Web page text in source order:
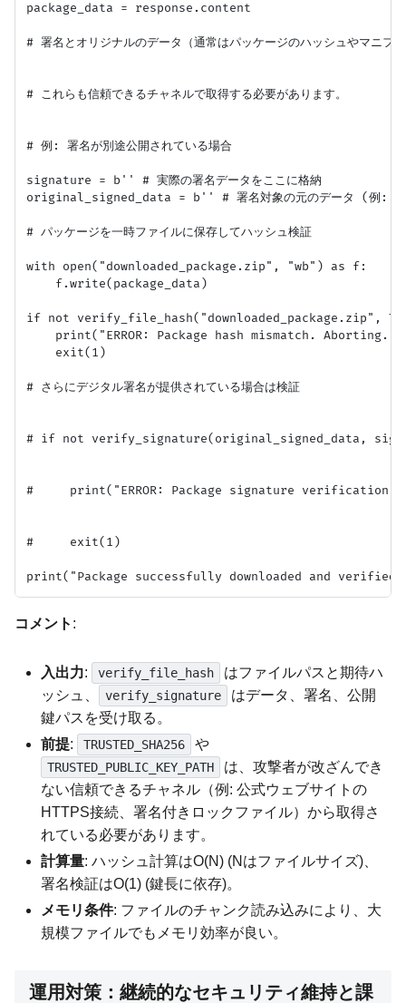
package_data = response.content
# 署名とオリジナルのデータ（通常はパッケージのハッシュやマニフ
# これらも信頼できるチャネルで取得する必要があります。
# 例: 署名が別途公開されている場合
signature = b'' # 実際の署名データをここに格納
original_signed_data = b'' # 署名対象の元のデータ (例: 圧
# パッケージを一時ファイルに保存してハッシュ検証
with open("downloaded_package.zip", "wb") as f:
    f.write(package_data)
if not verify_file_hash("downloaded_package.zip",
    print("ERROR: Package hash mismatch. Aborting.")
    exit(1)
# さらにデジタル署名が提供されている場合は検証
# if not verify_signature(original_signed_data,
#     print("ERROR: Package signature verification
#     exit(1)
コメント :
入出力: verify_file_hash
はファイルパスと期待ハ
ッシュ、
verify_signature
はデータ、署名、公開
鍵パスを受け取る。
前提: TRUSTED_SHA256 や
TRUSTED_PUBLIC_KEY_PATH
は、攻撃者が改ざんでき
ない信頼できるチャネル（例: 公式ウェブサイトの
HTTPS接続、署名付きロックファイル）から取得さ
れている必要があります。
計算量: ハッシュ計算はO(N) (Nはファイルサイズ)、
署名検証はO(1) (鍵長に依存)。
メモリ条件: ファイルのチャンク読み込みにより、大
規模ファイルでもメモリ効率が良い。
運用対策：継続的なセキュリティ維持と課